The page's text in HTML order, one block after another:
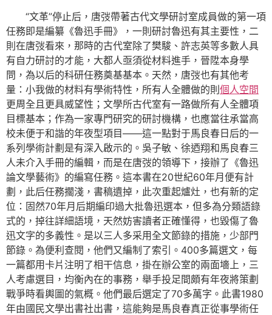
“文革”停止后，唐弢帶著古代文學研討室成員做的第一項
任務即是編纂《魯迅手冊》，一則研討魯迅有其主要性，二
則在唐弢看來，那時的古代室除了樊駿、許志英等多數人具
有自力研討的才能，大都人亟須從材料進手，晉陞本身學
問，為以后的科研任務奠基基本。天然，唐弢也有其他考
量：小我做的材料有學術特性，所有人全體做的則個人空間
更周全且更具威望性；文學所古代室有一路做所有人全體項
目標基本；作為一家專門研究的研討機構，也應當往承當高
校未便于和諧的年夜型項目——這一點對于馬良春日后的一
系列學術計劃是有深入啟示的。吳子敏、徐迺翔和馬良春三
人未介入手冊的編輯，而是在唐弢的領導下，接辦了《魯迅
論文學藝術》的編寫任務。這本書在20世紀60年月便有計
劃，此后任務擱淺，書稿遺掉，此次重起爐灶，也有新的定
位：固然70年月后期編印過大批魯迅選本，但多為分類語錄
式的，掉往詳細語境，天然妨害讀者正確懂得，也毀傷了魯
迅文字的多義性。是以三人多采用全文節錄的措施，少部門
節錄。為便利查閱，他們又編制了索引。400多篇選文，每
一篇都用卡片注明了相干信息，掛在辦公室的兩面墻上，三
人考慮選目，均衡內在的事務，舉手投足間頗有年夜將策劃
戰爭時看輿圖的氣概。他們最后選定了70多萬字。此書1980
年由國民文學出書社出書，這能夠是馬良春真正從事學術任